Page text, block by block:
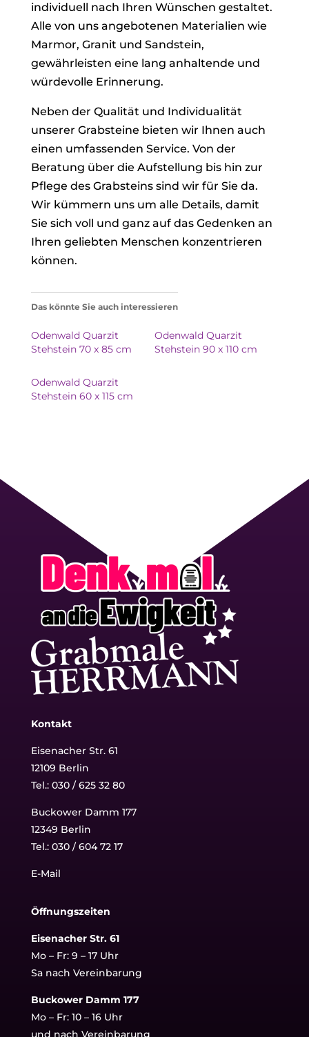
individuell nach Ihren Wünschen gestaltet.
Alle von uns angebotenen Materialien wie
Marmor, Granit und Sandstein,
gewährleisten eine lang anhaltende und
würdevolle Erinnerung.
Neben der Qualität und Individualität
unserer Grabsteine bieten wir Ihnen auch
einen umfassenden Service. Von der
Beratung über die Aufstellung bis hin zur
Pflege des Grabsteins sind wir für Sie da.
Wir kümmern uns um alle Details, damit
Sie sich voll und ganz auf das Gedenken an
Ihren geliebten Menschen konzentrieren
können.
Das könnte Sie auch interessieren
Odenwald Quarzit
Stehstein 70 x 85 cm
Odenwald Quarzit
Stehstein 90 x 110 cm
Odenwald Quarzit
Stehstein 60 x 115 cm
Kontakt
Eisenacher Str. 61
12109 Berlin
Tel.: 030 / 625 32 80
Buckower Damm 177
12349 Berlin
Tel.: 030 / 604 72 17
E-Mail
Öffnungszeiten
Eisenacher Str. 61
Mo – Fr: 9 – 17 Uhr
Sa nach Vereinbarung
Buckower Damm 177
Mo – Fr: 10 – 16 Uhr
und nach Vereinbarung